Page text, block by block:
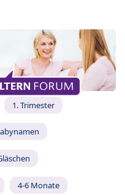
1. Trimester
4-6 Monate